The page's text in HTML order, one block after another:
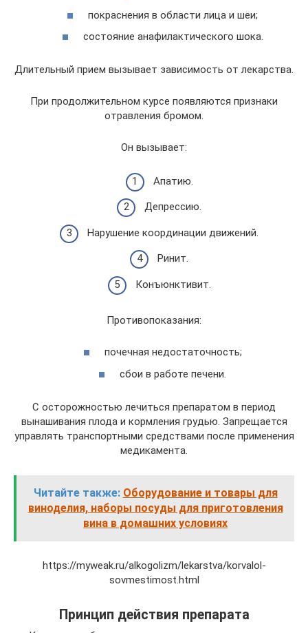
покраснения в области лица и шеи;
состояние анафилактического шока.
Длительный прием вызывает зависимость от лекарства.
При продолжительном курсе появляются признаки
отравления бромом.
Он вызывает:
Апатию.
Депрессию.
Нарушение координации движений.
Ринит.
Конъюнктивит.
Противопоказания:
почечная недостаточность;
сбои в работе печени.
С осторожностью лечиться препаратом в период
вынашивания плода и кормления грудью. Запрещается
управлять транспортными средствами после применения
медикамента.
Читайте также: Оборудование и товары для
виноделия, наборы посуды для приготовления
вина в домашних условиях
https://myweak.ru/alkogolizm/lekarstva/korvalol-
sovmestimost.html
Принцип действия препарата